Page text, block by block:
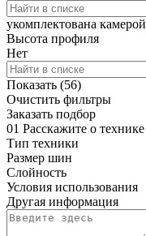
укомплектована камерой
Высота профиля
Нет
Показать (56)
Очистить фильтры
Заказать подбор
01 Расскажите о технике
Тип техники
Размер шин
Слойность
Условия использования
Другая информация